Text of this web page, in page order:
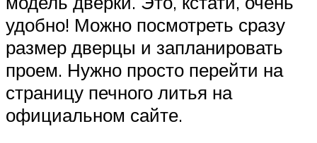
удобно! Можно посмотреть сразу
размер дверцы и запланировать
проем. Нужно просто перейти на
страницу печного литья на
официальном сайте.